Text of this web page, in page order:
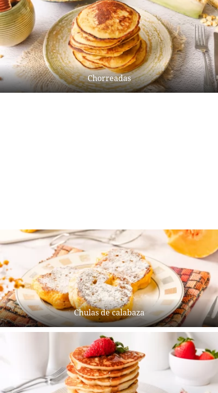
Chorreadas
Chulas de calabaza